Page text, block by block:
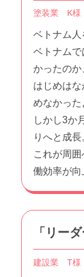
塗装業 K様
ベトナム人
ベトナムで
かったのか
はじめは
めなかった
しかし3か
りへと成長
これが周
働効率が向
「リー
建設業 T様